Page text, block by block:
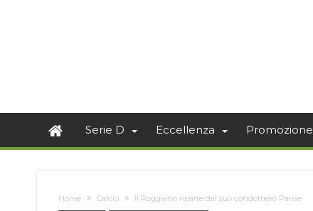
Serie D Eccellenza Promozione
Home Calcio Il Roggiano riparte dal suo condottiero Parise